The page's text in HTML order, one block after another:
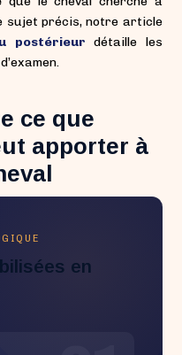
sujet précis, notre article
postérieur détaille les
ce que
apporter à
en